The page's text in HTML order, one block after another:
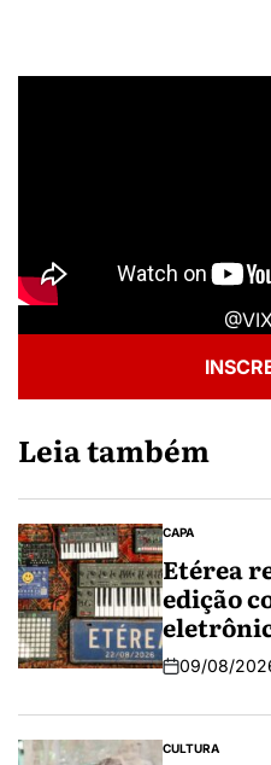
Leia também
CAPA
Etérea
edição
09/08/
CULTURA